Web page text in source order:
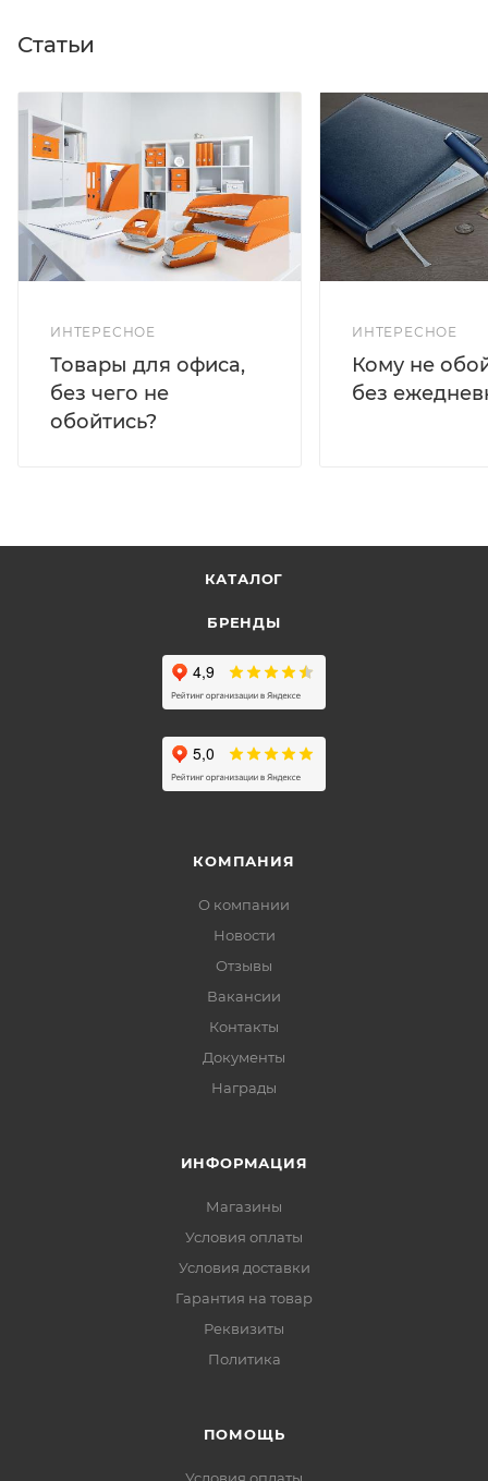
Статьи
ИНТЕРЕСНОЕ
Товары для офиса,
без чего не
обойтись?
ИНТЕРЕСНОЕ
Кому не
без
КАТАЛОГ
БРЕНДЫ
КОМПАНИЯ
О компании
Новости
Отзывы
Вакансии
Контакты
Документы
Награды
ИНФОРМАЦИЯ
Магазины
Условия оплаты
Условия доставки
Гарантия на товар
Реквизиты
Политика
ПОМОЩЬ